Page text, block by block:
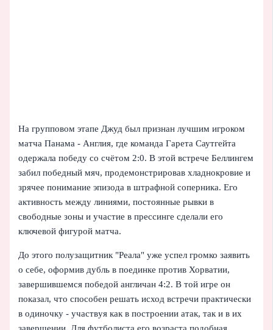
На групповом этапе Джуд был признан лучшим игроком
матча Панама - Англия, где команда Гарета Саутгейта
одержала победу со счётом 2:0. В этой встрече Беллингем
забил победный мяч, продемонстрировав хладнокровие и
зрячее понимание эпизода в штрафной соперника. Его
активность между линиями, постоянные рывки в
свободные зоны и участие в прессинге сделали его
ключевой фигурой матча.
До этого полузащитник "Реала" уже успел громко заявить
о себе, оформив дубль в поединке против Хорватии,
завершившемся победой англичан 4:2. В той игре он
показал, что способен решать исход встречи практически
в одиночку - участвуя как в построении атак, так и в их
завершении. Для футболиста его возраста подобная